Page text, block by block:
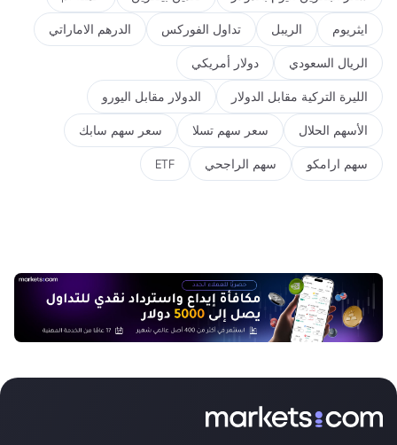
ايثريوم الريبل تداول الفوركس الدرهم الاماراتي
الريال السعودي دولار أمريكي
الليرة التركية مقابل الدولار الدولار مقابل اليورو
الأسهم الحلال سعر سهم تسلا سعر سهم سابك
سهم ارامكو سهم الراجحي ETF